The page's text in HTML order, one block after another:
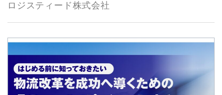
入会案内
情報提供
社内教育・コンサル
テーマ別交流会
物流現場見学会
JILS総研レポート
物流システム機器生産出荷統計
ロジスティクスコンセプト2030
メルマガ登録はこちら
入会ご希望の方
入会案内はこちら
ロジスティード株式会社